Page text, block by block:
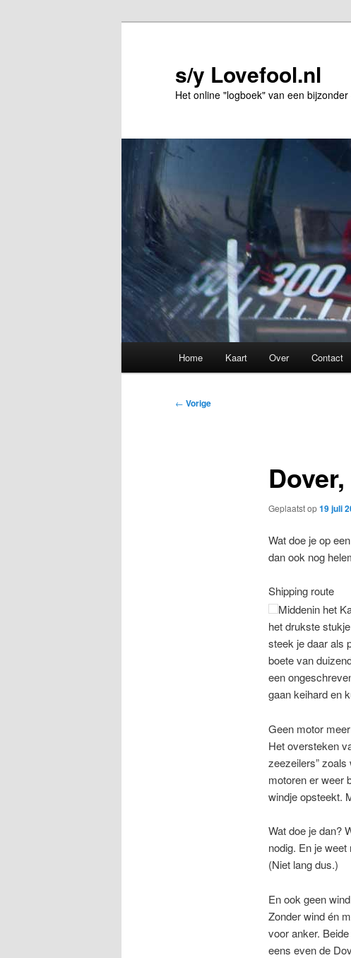
s/y Lovefool.nl
Het online "logboek" van een
Home Kaart Over Contact
Bericht
← Vorige
Geplaatst op19 juli
Wat doe je op
dan ook nog
Shipping route
Middenin het
het drukste
steek je daar als
boete van
een
gaan keihard en
Geen motor meer
Het oversteken
zeezeilers”
motoren er weer
windje opsteekt.
Wat doe je dan?
nodig. En je
(Niet lang dus.)
En ook geen wind
Zonder wind én
voor anker.
eens even de